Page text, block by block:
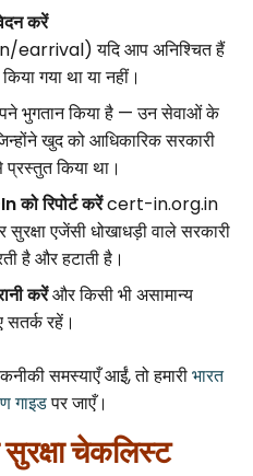
करें
earrival) यदि आप अनिश्चित हैं
गया था या नहीं।
भुगतान किया है — उन सेवाओं के
खुद को आधिकारिक सरकारी
किया था।
को रिपोर्ट करेंcert-in.org.in
सुरक्षा एजेंसी धोखाधड़ी वाले सरकारी
है और हटाती है।
करेंऔर किसी भी असामान्य
सतर्क रहें।
समस्याएँ आईं, तो हमारीभारत
गाइडपर जाएँ।
चेकलिस्ट